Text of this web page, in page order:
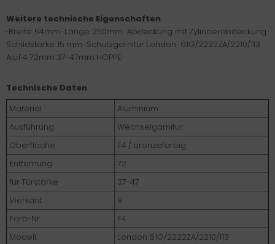
Weitere technische Eigenschaften
· Breite: 54mm · Länge: 250mm · Abdeckung: mit Zylinderabdeckung ·
Schildstärke: 15 mm · Schutzgarnitur London · 61G/2222ZA/2210/113 ·
Alu.F4 72mm 37-47mm HOPPE ·
Technische Daten
Material
Aluminium
Ausführung
Wechselgarnitur
Oberfläche
F4 / bronzefarbig
Entfernung
72
für Türstärke
37-47
Vierkant
8
Farb-Nr.
F4
Modell
London 61G/2222ZA/2210/113